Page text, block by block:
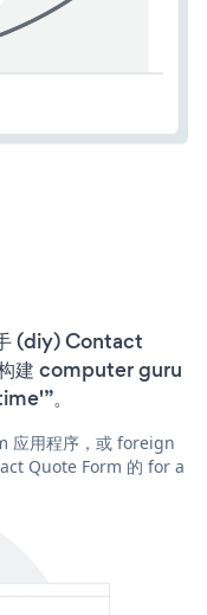
(diy) Contact
建 computer guru
。
应用程序，或 foreign
Quote Form 的 for a